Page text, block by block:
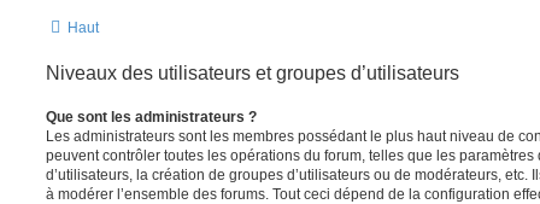
Haut
Niveaux des utilisateurs et groupes d’utilisateurs
Que sont les administrateurs ?
Les administrateurs sont les membres possédant le plus haut niveau de
peuvent contrôler toutes les opérations du forum, telles que les
d’utilisateurs, la création de groupes d’utilisateurs ou de modérateurs, etc.
à modérer l’ensemble des forums. Tout ceci dépend de la configuration